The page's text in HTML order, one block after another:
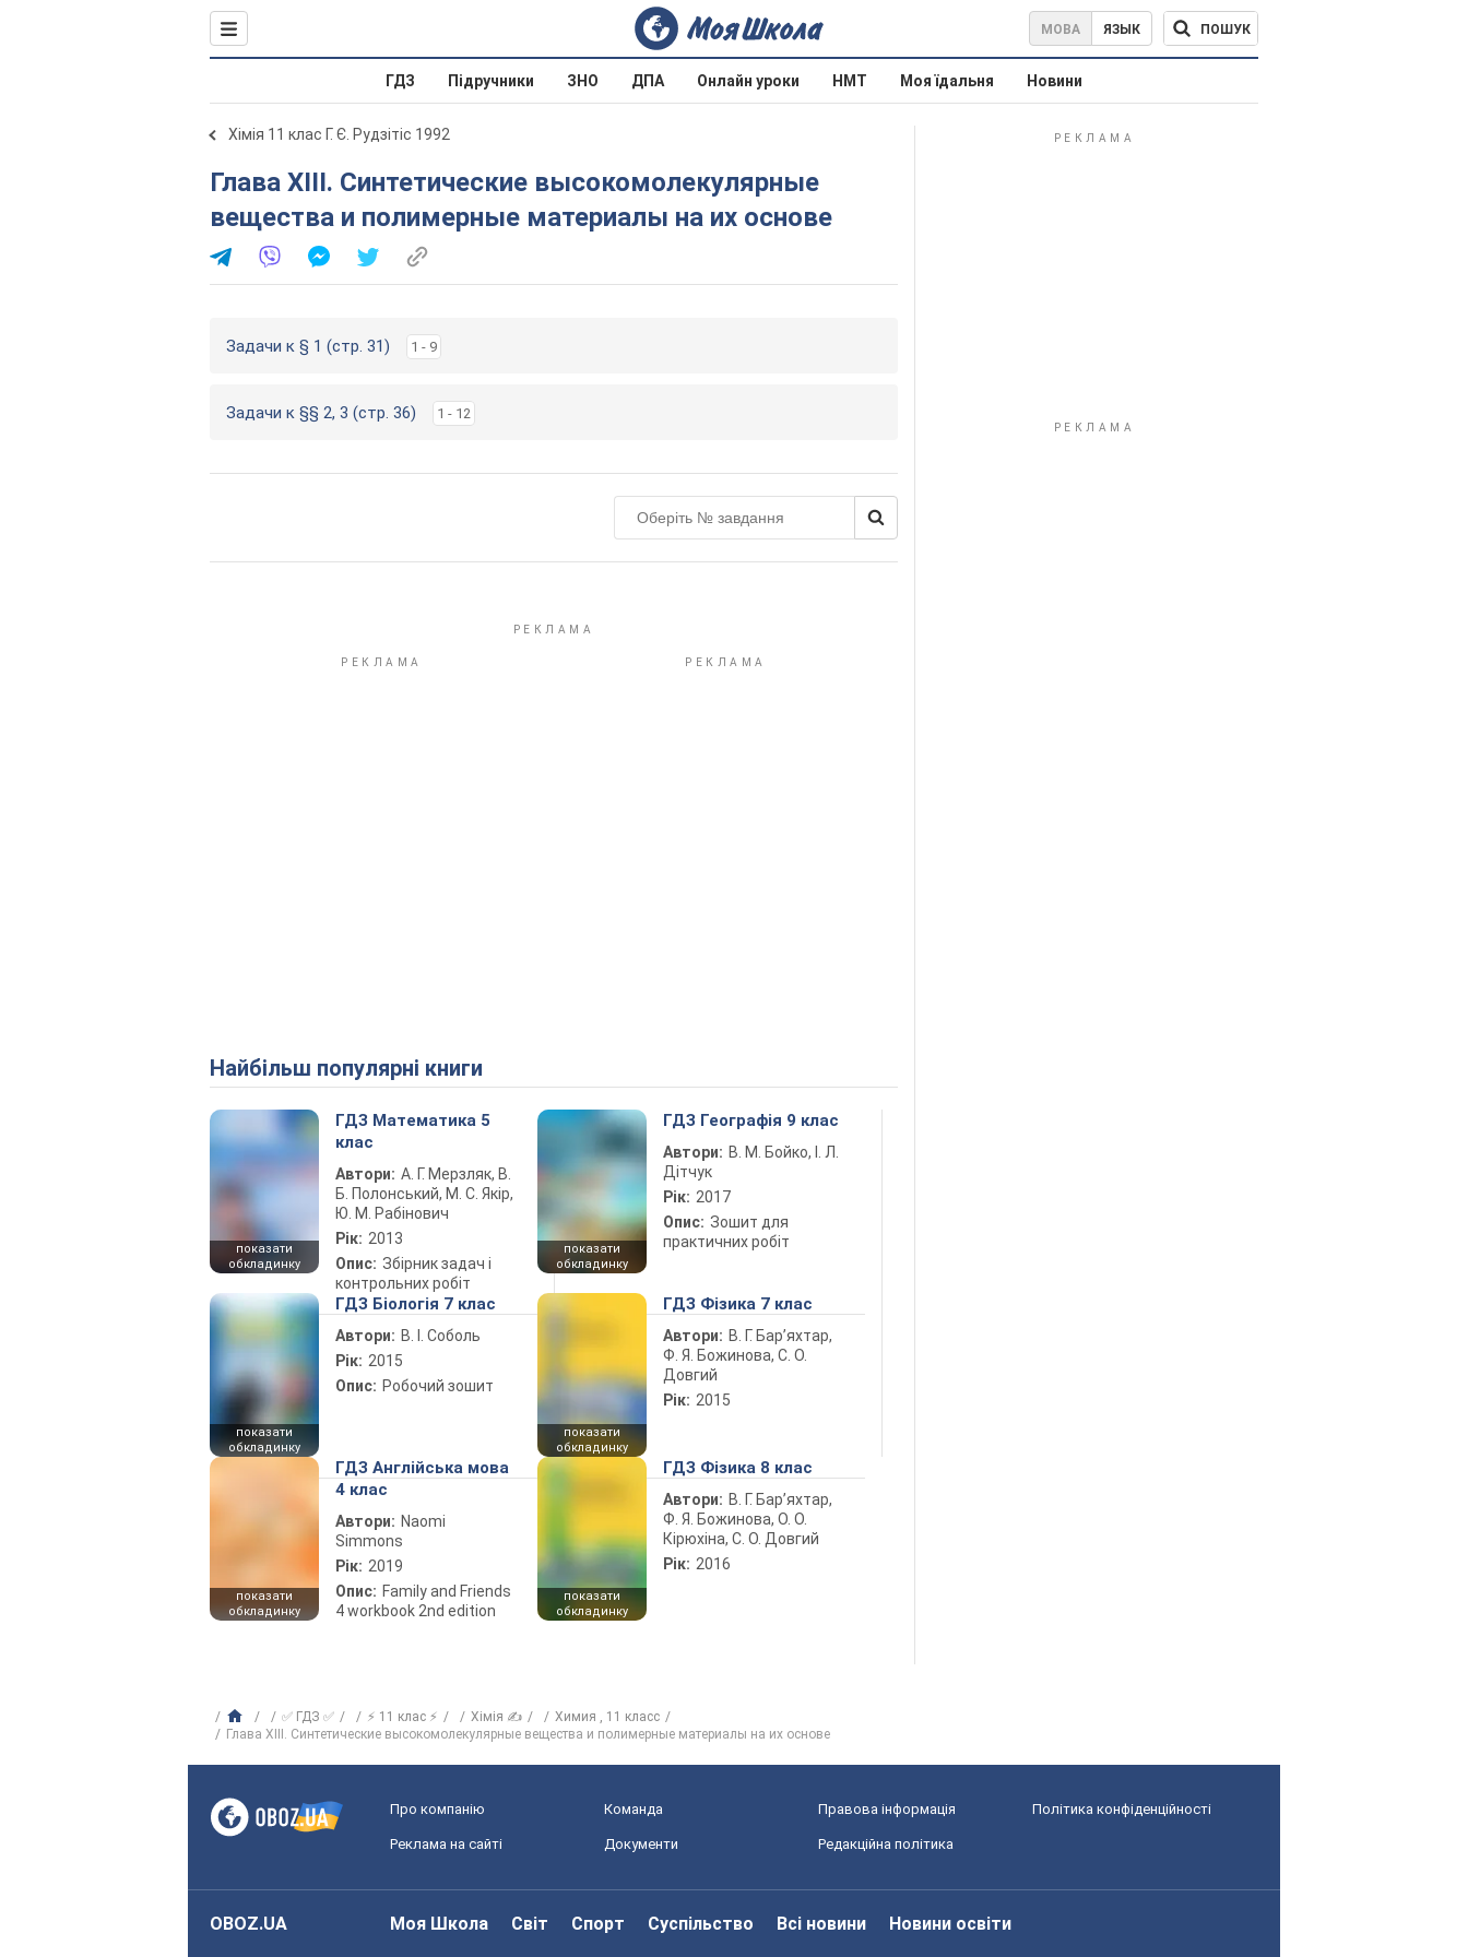
МОВА ЯЗЫК ПОШУК
ГДЗ Підручники ЗНО ДПА Онлайн уроки НМТ Моя їдальня Новини
Хімія 11 клас Г. Є. Рудзітіс 1992
Глава XIII. Синтетические высокомолекулярные
вещества и полимерные материалы на их основе
Задачи к § 1 (стр. 31) 1 - 9
Задачи к §§ 2, 3 (стр. 36) 1 - 12
Найбільш популярні книги
показати
обкладинку
ГДЗ Математика 5
клас
Автори: А. Г. Мерзляк, В.
Б. Полонський, М. С. Якір,
Ю. М. Рабінович
Рік: 2013
Опис: Збірник задач і
контрольних робіт
показати
обкладинку
ГДЗ Географія 9 клас
Автори: В. М. Бойко, І. Л.
Дітчук
Рік: 2017
Опис: Зошит для
практичних робіт
показати
обкладинку
ГДЗ Біологія 7 клас
Автори: В. І. Соболь
Рік: 2015
Опис: Робочий зошит
показати
обкладинку
ГДЗ Фізика 7 клас
Автори: В. Г. Бар’яхтар,
Ф. Я. Божинова, С. О.
Довгий
Рік: 2015
показати
обкладинку
ГДЗ Англійська мова
4 клас
Автори: Naomi
Simmons
Рік: 2019
Опис: Family and Friends
4 workbook 2nd edition
показати
обкладинку
ГДЗ Фізика 8 клас
Автори: В. Г. Бар’яхтар,
Ф. Я. Божинова, О. О.
Кірюхіна, С. О. Довгий
Рік: 2016
✅ ГДЗ ✅ ⚡ 11 клас ⚡ Хімія ✍
Химия , 11 класс
Глава XIII. Синтетические высокомолекулярные вещества и полимерные материалы на их основе
Про компанію Команда Правова інформація Політика конфіденційності
Реклама на сайті Документи Редакційна політика
OBOZ.UA Моя Школа Світ Спорт Суспільство Всі новини Новини освіти